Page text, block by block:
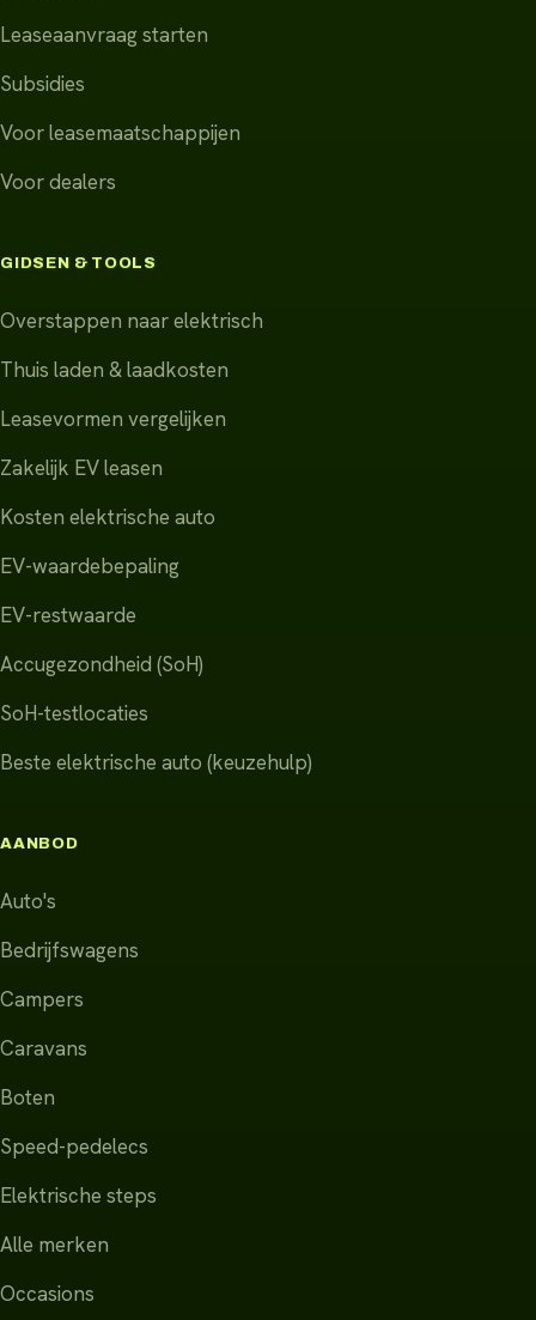
Leaseaanvraag starten
Subsidies
Voor leasemaatschappijen
Voor dealers
GIDSEN & TOOLS
Overstappen naar elektrisch
Thuis laden & laadkosten
Leasevormen vergelijken
Zakelijk EV leasen
Kosten elektrische auto
EV-waardebepaling
EV-restwaarde
Accugezondheid (SoH)
SoH-testlocaties
Beste elektrische auto (keuzehulp)
AANBOD
Auto's
Bedrijfswagens
Campers
Caravans
Boten
Speed-pedelecs
Elektrische steps
Alle merken
Occasions